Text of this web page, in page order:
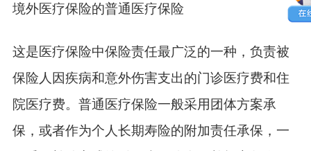
境外医疗保险的普通医疗保险
这是医疗保险中保险责任最广泛的一种，负责被
保险人因疾病和意外伤害支出的门诊医疗费和住
院医疗费。普通医疗保险一般采用团体方案承
保，或者作为个人长期寿险的附加责任承保，一